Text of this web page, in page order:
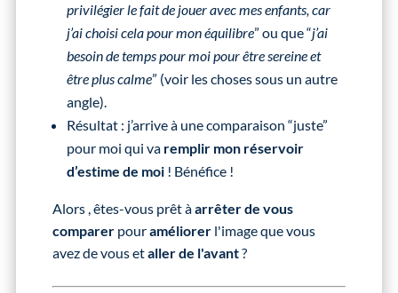
privilégier le fait de jouer avec mes enfants, car
j’ai choisi cela pour mon équilibre” ou que “j’ai
besoin de temps pour moi pour être sereine et
être plus calme” (voir les choses sous un autre
angle).
Résultat : j’arrive à une comparaison “juste”
pour moi qui va remplir mon réservoir
d’estime de moi ! Bénéfice !
Alors , êtes-vous prêt àarrêter de vous
comparer pouraméliorer l'image que vous
avez de vous etaller de l'avant?